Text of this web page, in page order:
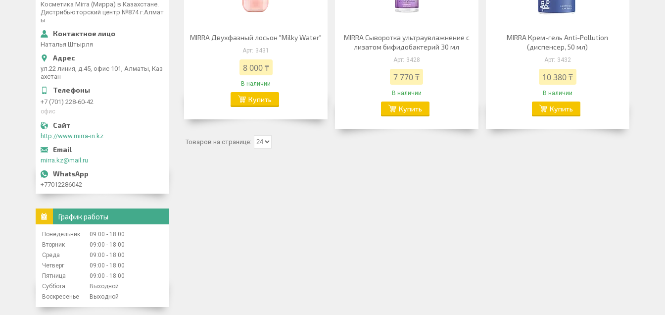
MIRRA Двухфазный лосьон "Milky Water"
3431
8 000 ₸
В наличии
Купить
MIRRA Сыворотка ультраувлажнение с
лизатом бифидобактерий 30 мл
3428
7 770 ₸
В наличии
Купить
MIRRA Крем-гель Anti-Pollution
(диспенсер, 50 мл)
3432
10 380 ₸
В наличии
Купить
Косметика Mirra (Мирра) в Казахстане.
Дистрибьюторский центр №874 г.Алмат
ы
Наталья Штырля
ул.22 линия, д.45, офис 101, Алматы, Каз
ахстан
+7 (701) 228-60-42
офис
http://www.mirra-in.kz
mirra.kz@mail.ru
+77012286042
График работы
Понедельник 09:00
18:00
Вторник
09:00
18:00
Среда
09:00
18:00
Четверг
09:00
18:00
Пятница
09:00
18:00
Суббота
Выходной
Воскресенье
Выходной